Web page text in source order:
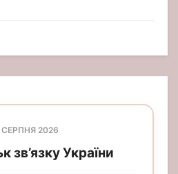
2026
зв’язку України